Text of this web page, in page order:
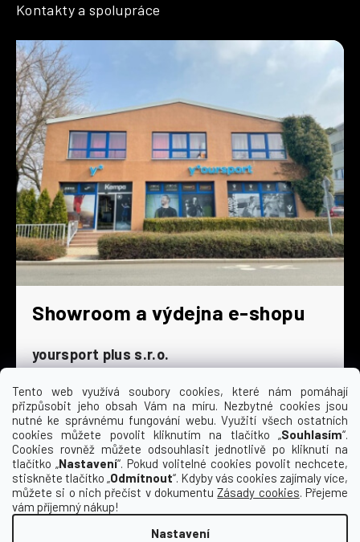
Tento web využívá soubory cookies, které nám pomáhají
přizpůsobit jeho obsah Vám na míru. Nezbytné cookies jsou
nutné ke správnému fungování webu. Využití všech ostatních
cookies můžete povolit kliknutím na tlačítko „Souhlasím“.
Cookies rovněž můžete odsouhlasit jednotlivě po kliknutí na
tlačítko „Nastavení“. Pokud volitelné cookies povolit nechcete,
stiskněte tlačítko „Odmítnout“. Kdyby vás cookies zajímaly více,
můžete si o nich přečíst v dokumentuZásady cookies. Přejeme
vám příjemný nákup!
Nastavení
Kontakty a spolupráce
Showroom a výdejna e-shopu
yoursport plus s.r.o.
Dyjská 845/4
196 00 Praha 9 - Čakovice
Po - Čt
9:00 - 16:30
Pá
9:00 - 15:30
So
zavřeno
Ne
zavřeno